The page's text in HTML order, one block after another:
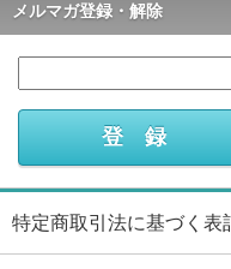
メルマガ登録・解除
特定商取引法に基づく表